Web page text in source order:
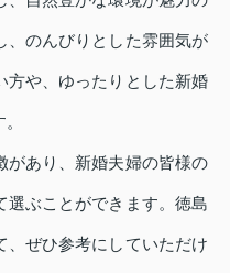
、のんびりとした雰囲気が
方や、ゆったりとした新婚
があり、新婚夫婦の皆様の
選ぶことができます。徳島
、ぜひ参考にしていただけ